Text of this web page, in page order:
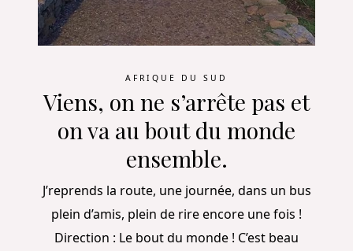
AFRIQUE DU SUD
Viens, on ne s’arrête pas et
on va au bout du monde
ensemble.
J’reprends la route, une journée, dans un bus
plein d’amis, plein de rire encore une fois !
Direction : Le bout du monde ! C’est beau